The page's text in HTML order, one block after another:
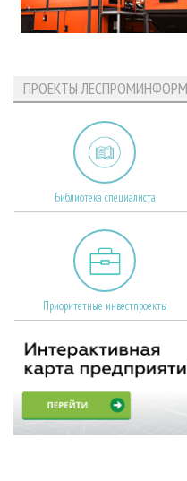
ПРОЕКТЫ ЛЕСПРОМИНФОРМ
Библиотека специалиста
Приоритетные инвестпроекты